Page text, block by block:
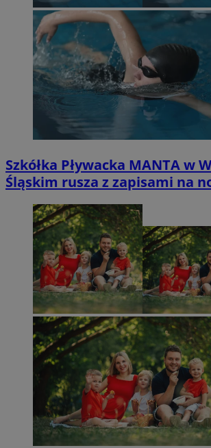
Szkółka Pływacka MANTA w
Śląskim rusza z zapisami na